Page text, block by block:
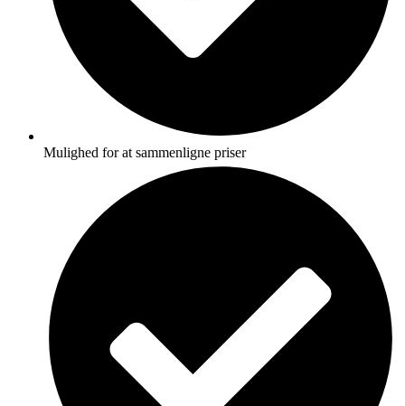
Mulighed for at sammenligne priser